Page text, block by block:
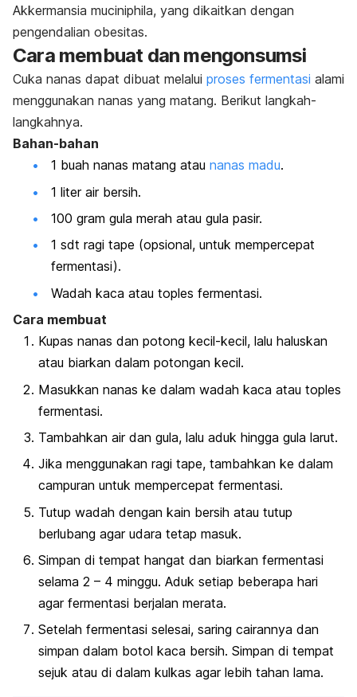
Akkermansia muciniphila, yang dikaitkan dengan
pengendalian obesitas.
Cara membuat dan mengonsumsi
Cuka nanas dapat dibuat melalui proses fermentasi alami
menggunakan nanas yang matang. Berikut langkah-
langkahnya.
Bahan-bahan
1 buah nanas matang atau nanas madu.
1 liter air bersih.
100 gram gula merah atau gula pasir.
1 sdt ragi tape (opsional, untuk mempercepat
fermentasi).
Wadah kaca atau toples fermentasi.
Cara membuat
Kupas nanas dan potong kecil-kecil, lalu haluskan
atau biarkan dalam potongan kecil.
Masukkan nanas ke dalam wadah kaca atau toples
fermentasi.
Tambahkan air dan gula, lalu aduk hingga gula larut.
Jika menggunakan ragi tape, tambahkan ke dalam
campuran untuk mempercepat fermentasi.
Tutup wadah dengan kain bersih atau tutup
berlubang agar udara tetap masuk.
Simpan di tempat hangat dan biarkan fermentasi
selama 2 – 4 minggu. Aduk setiap beberapa hari
agar fermentasi berjalan merata.
Setelah fermentasi selesai, saring cairannya dan
simpan dalam botol kaca bersih. Simpan di tempat
sejuk atau di dalam kulkas agar lebih tahan lama.